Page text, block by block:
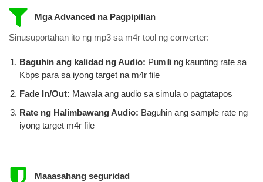
Mga Advanced na Pagpipilian
Sinusuportahan ito ng mp3 sa m4r tool ng converter:
Baguhin ang kalidad ng Audio: Pumili ng kaunting rate sa
Kbps para sa iyong target na m4r file
Fade In/Out: Mawala ang audio sa simula o pagtatapos
Rate ng Halimbawang Audio: Baguhin ang sample rate ng
iyong target m4r file
Maaasahang seguridad